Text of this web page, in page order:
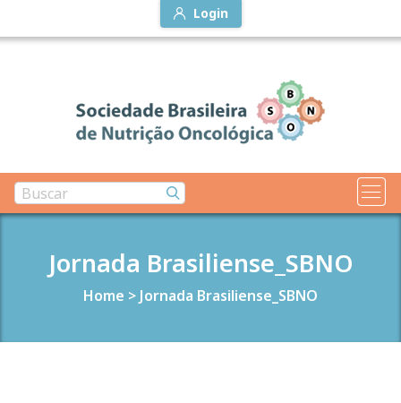
Login
Jornada Brasiliense_SBNO
Home > Jornada Brasiliense_SBNO